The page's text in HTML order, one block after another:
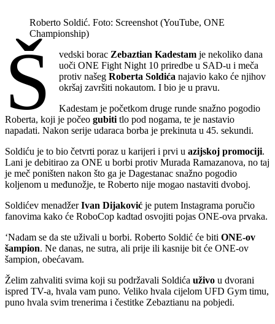
Roberto Soldić. Foto: Screenshot (YouTube, ONE
Championship)
Š vedski borac Zebaztian Kadestamje nekoliko dana
uoči ONE Fight Night 10 priredbe u SAD-u i meča
protiv našegRoberta Soldića najavio kako će njihov
okršaj završiti nokautom. I bio je u pravu.
Kadestam je početkom druge runde snažno pogodio
Roberta, koji je počeo gubiti tlo pod nogama, te je nastavio
napadati. Nakon serije udaraca borba je prekinuta u 45. sekundi.
Soldiću je to bio četvrti poraz u karijeri i prvi u azijskoj promociji.
Lani je debitirao za ONE u borbi protiv Murada Ramazanova, no taj
je meč poništen nakon što ga je Dagestanac snažno pogodio
koljenom u međunožje, te Roberto nije mogao nastaviti dvoboj.
Soldićev menadžerIvan Dijaković je putem Instagrama poručio
fanovima kako će RoboCop kadtad osvojiti pojas ONE-ova prvaka.
‘Nadam se da ste uživali u borbi. Roberto Soldić će biti ONE-ov
šampion. Ne danas, ne sutra, ali prije ili kasnije bit će ONE-ov
šampion, obećavam.
Želim zahvaliti svima koji su podržavali Soldića uživo u dvorani
ispred TV-a, hvala vam puno. Veliko hvala cijelom UFD Gym timu,
puno hvala svim trenerima i čestitke Zebaztianu na pobjedi.